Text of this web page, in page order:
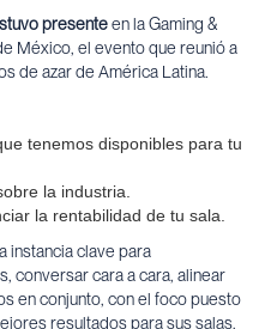
presenteen la Gaming &
México, el evento que reunió a
de azar de América Latina.
tenemos disponibles para tu
la industria.
la rentabilidad de tu sala.
instancia clave para
conversar cara a cara, alinear
en conjunto, con el foco puesto
resultados para sus salas.